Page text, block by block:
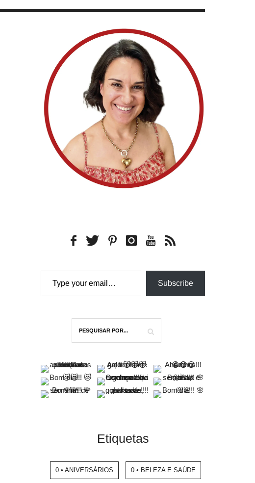
Type your email…
Subscribe
Etiquetas
0 • ANIVERSÁRIOS 0 • BELEZA E SAÚDE